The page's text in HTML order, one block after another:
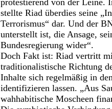
protestierend von der Leine.
stellte Riad überdies seine
Terrorismus“ dar. Und der
unterstellt ist, die Ansage,
Bundesregierung wider“.
Doch Fakt ist: Riad vertritt
traditionalistische Richtung
Inhalte sich regelmäßig in
identifizieren lassen. „Aus
wahhabitische Moscheen